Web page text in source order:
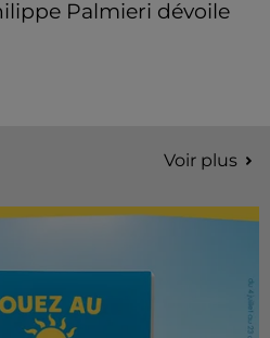
Palmieri dévoile
Voir plus